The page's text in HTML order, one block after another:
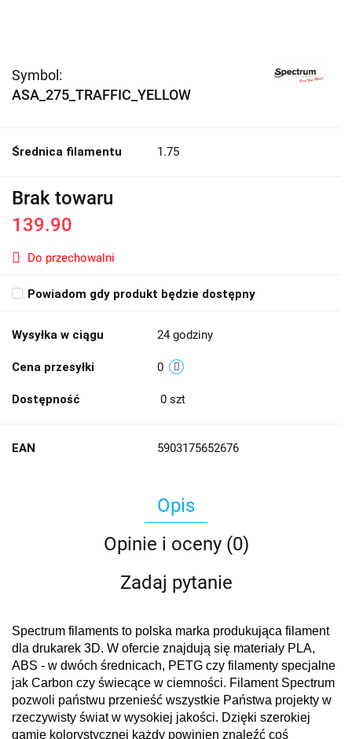
Symbol:
ASA_275_TRAFFIC_YELLOW
Średnica filamentu 1.75
Brak towaru
139.90
Do przechowalni
Powiadom gdy produkt będzie dostępny
Wysyłka w ciągu 24 godziny
Cena przesyłki 0
Dostępność 0 szt
EAN 5903175652676
Opis
Opinie i oceny (0)
Zadaj pytanie
Spectrum filaments to polska marka produkująca filament
dla drukarek 3D. W ofercie znajdują się materiały PLA,
ABS - w dwóch średnicach, PETG czy filamenty specjalne
jak Carbon czy świecące w ciemności. Filament Spectrum
pozwoli państwu przenieść wszystkie Państwa projekty w
rzeczywisty świat w wysokiej jakości. Dzięki szerokiej
gamie kolorystycznej każdy powinien znaleźć coś